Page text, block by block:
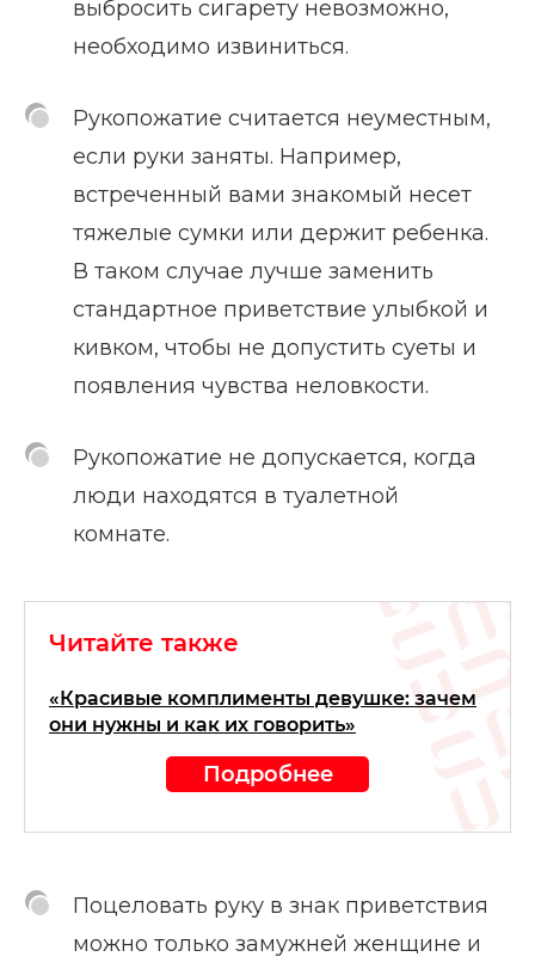
выбросить сигарету невозможно,
необходимо извиниться.
Рукопожатие считается неуместным,
если руки заняты. Например,
встреченный вами знакомый несет
тяжелые сумки или держит ребенка.
В таком случае лучше заменить
стандартное приветствие улыбкой и
кивком, чтобы не допустить суеты и
появления чувства неловкости.
Рукопожатие не допускается, когда
люди находятся в туалетной
комнате.
Читайте также
«Красивые комплименты девушке: зачем
они нужны и как их говорить»
Подробнее
Поцеловать руку в знак приветствия
можно только замужней женщине и